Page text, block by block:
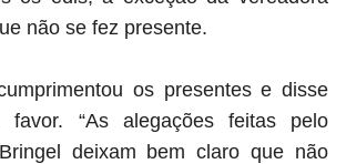
não se fez presente.
os presentes e disse
“As alegações feitas pelo
deixam bem claro que não